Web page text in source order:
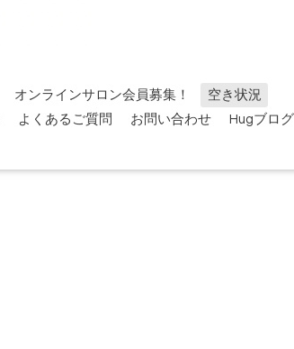
オンラインサロン会員募集！
空き状況
よくあるご質問 お問い合わせ
Hugブログ